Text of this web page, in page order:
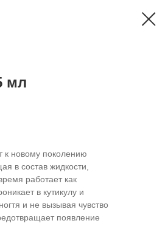
мл
к новому поколению
в состав жидкости,
работает как
в кутикулу и
и не вызывая чувство
появление